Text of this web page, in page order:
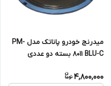
میدرنج خودرو پاناتک مدل PM-
8011 BLU-C بسته دو عددی
4,800,000